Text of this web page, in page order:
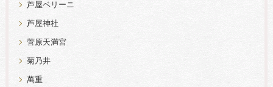
芦屋ベリーニ
芦屋神社
菅原天満宮
菊乃井
萬重